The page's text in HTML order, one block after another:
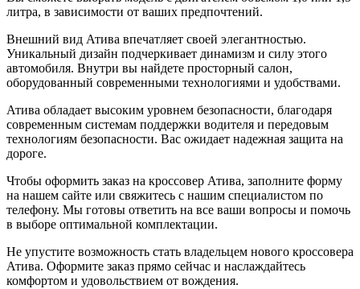
литра, в зависимости от ваших предпочтений.
Внешний вид Атива впечатляет своей элегантностью.
Уникальный дизайн подчеркивает динамизм и силу этого
автомобиля. Внутри вы найдете просторный салон,
оборудованный современными технологиями и удобствами.
Атива обладает высоким уровнем безопасности, благодаря
современным системам поддержки водителя и передовым
технологиям безопасности. Вас ожидает надежная защита на
дороге.
Чтобы оформить заказ на кроссовер Атива, заполните форму
на нашем сайте или свяжитесь с нашим специалистом по
телефону. Мы готовы ответить на все ваши вопросы и помочь
в выборе оптимальной комплектации.
Не упустите возможность стать владельцем нового кроссовера
Атива. Оформите заказ прямо сейчас и наслаждайтесь
комфортом и удовольствием от вождения.